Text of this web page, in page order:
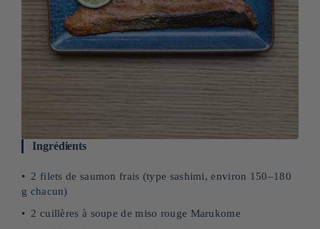
Ingrédients
2 filets de saumon frais (type sashimi, environ 150–180
g chacun)
2 cuillères à soupe de miso rouge Marukome